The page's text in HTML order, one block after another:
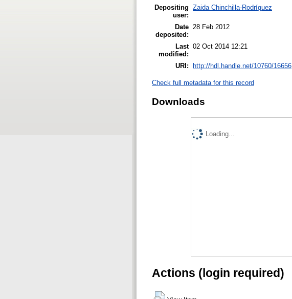
Depositing
user:
Zaida Chinchilla-Rodríguez
Date
deposited:
28 Feb 2012
Last
modified:
02 Oct 2014 12:21
URI: http://hdl.handle.net/10760/16656
Check full metadata for this record
Downloads
Loading...
Actions (login required)